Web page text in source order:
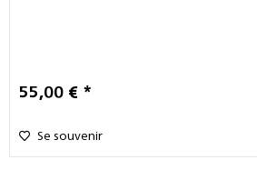
55,00 € *
Se souvenir